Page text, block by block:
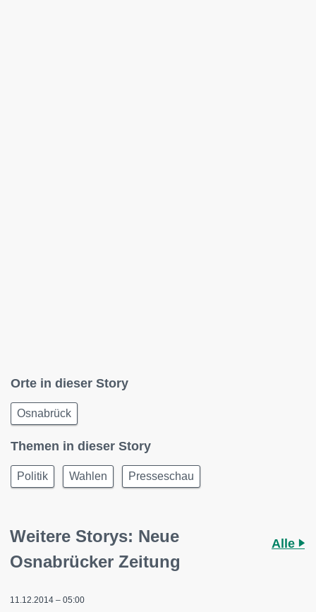
Orte in dieser Story
Osnabrück
Themen in dieser Story
Politik Wahlen Presseschau
Weitere Storys: Neue
Osnabrücker Zeitung
Alle
11.12.2014 – 05:00